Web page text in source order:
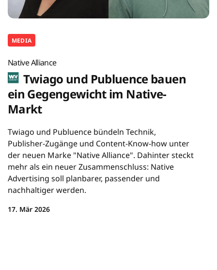
MEDIA
Native Alliance
Twiago und Publuence bauen
ein Gegengewicht im Native-
Markt
Twiago und Publuence bündeln Technik,
Publisher-Zugänge und Content-Know-how unter
der neuen Marke "Native Alliance". Dahinter steckt
mehr als ein neuer Zusammenschluss: Native
Advertising soll planbarer, passender und
nachhaltiger werden.
17. Mär 2026